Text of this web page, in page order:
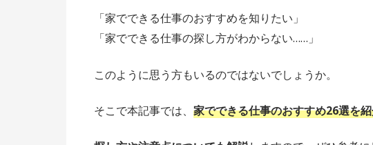
「家でできる仕事のおすすめを知りたい」
「家でできる仕事の探し方がわからない……」
このように思う方もいるのではないでしょうか。
そこで本記事では、 家でできる仕事のおすすめ26選を